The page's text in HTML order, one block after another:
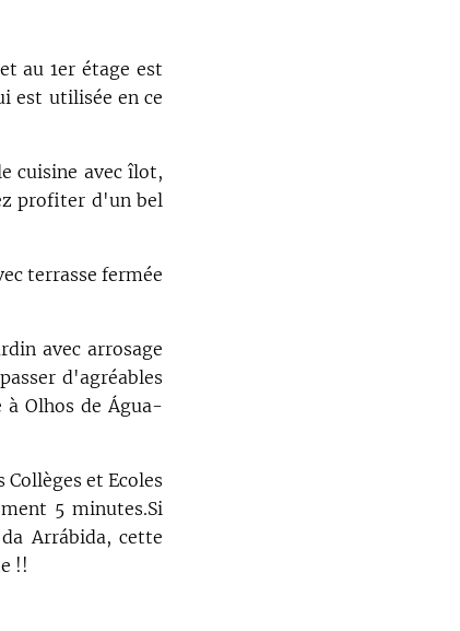
au 1er étage est
est utilisée en ce
cuisine avec îlot,
profiter d'un bel
terrasse fermée
avec arrosage
d'agréables
Olhos de Água-
et Ecoles
5 minutes.Si
Arrábida, cette
!!